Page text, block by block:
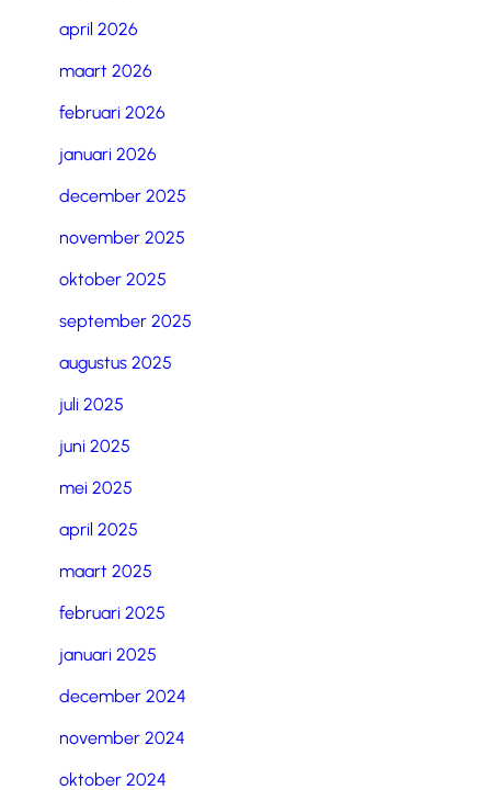
april 2026
maart 2026
februari 2026
januari 2026
december 2025
november 2025
oktober 2025
september 2025
augustus 2025
juli 2025
juni 2025
mei 2025
april 2025
maart 2025
februari 2025
januari 2025
december 2024
november 2024
oktober 2024